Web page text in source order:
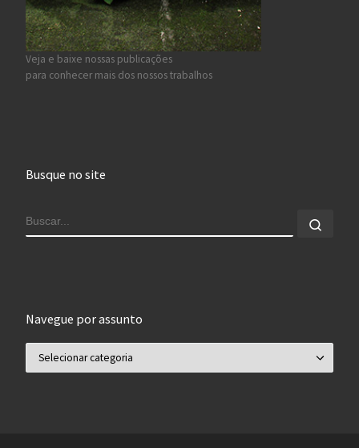
Veja e baixe nossas publicações
para conhecer mais dos nossos trabalhos
Busque no site
BUSCAR
Navegue por assunto